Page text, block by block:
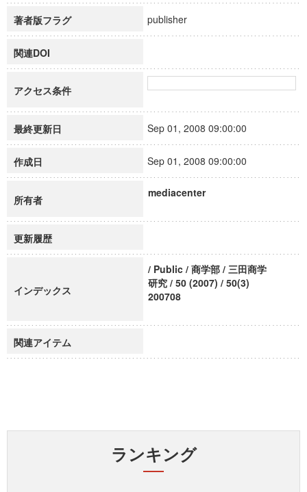
著者版フラグ publisher
関連DOI
アクセス条件
最終更新日 Sep 01, 2008 09:00:00
作成日 Sep 01, 2008 09:00:00
所有者
mediacenter
更新履歴
インデックス
/ Public / 商学部 / 三田商学
研究 / 50 (2007) / 50(3)
200708
関連アイテム
ランキング